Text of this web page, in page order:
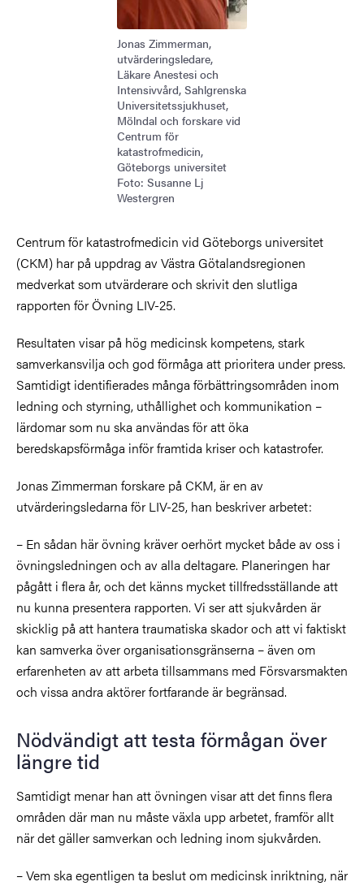
Jonas Zimmerman,
utvärderingsledare,
Läkare Anestesi och
Intensivvård, Sahlgrenska
Universitetssjukhuset,
Mölndal och forskare vid
Centrum för
katastrofmedicin,
Göteborgs universitet
Foto: Susanne Lj
Westergren
Centrum för katastrofmedicin vid Göteborgs universitet
(CKM) har på uppdrag av Västra Götalandsregionen
medverkat som utvärderare och skrivit den slutliga
rapporten för Övning LIV-25.
Resultaten visar på hög medicinsk kompetens, stark
samverkansvilja och god förmåga att prioritera under press.
Samtidigt identifierades många förbättringsområden inom
ledning och styrning, uthållighet och kommunikation –
lärdomar som nu ska användas för att öka
beredskapsförmåga inför framtida kriser och katastrofer.
Jonas Zimmerman forskare på CKM, är en av
utvärderingsledarna för LIV-25, han beskriver arbetet:
– En sådan här övning kräver oerhört mycket både av oss i
övningsledningen och av alla deltagare. Planeringen har
pågått i flera år, och det känns mycket tillfredsställande att
nu kunna presentera rapporten. Vi ser att sjukvården är
skicklig på att hantera traumatiska skador och att vi faktiskt
kan samverka över organisationsgränserna – även om
erfarenheten av att arbeta tillsammans med Försvarsmakten
och vissa andra aktörer fortfarande är begränsad.
Nödvändigt att testa förmågan över
längre tid
Samtidigt menar han att övningen visar att det finns flera
områden där man nu måste växla upp arbetet, framför allt
när det gäller samverkan och ledning inom sjukvården.
– Vem ska egentligen ta beslut om medicinsk inriktning, när